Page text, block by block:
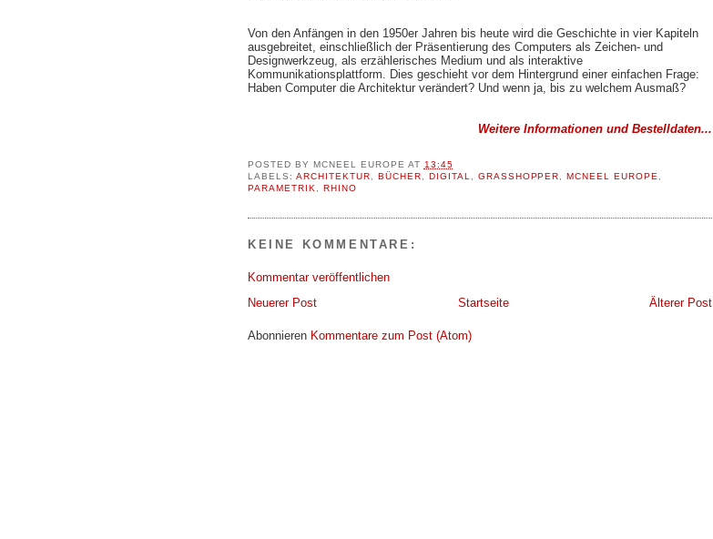
Von den Anfängen in den 1950er Jahren bis heute wird die Geschichte in vier Kapiteln
ausgebreitet, einschließlich der Präsentierung des Computers als Zeichen- und
Designwerkzeug, als erzählerisches Medium und als interaktive
Kommunikationsplattform. Dies geschieht vor dem Hintergrund einer einfachen Frage:
Haben Computer die Architektur verändert? Und wenn ja, bis zu welchem Ausmaß?
Weitere Informationen und Bestelldaten...
POSTED BY MCNEEL EUROPE AT 13:45
LABELS: ARCHITEKTUR BÜCHER DIGITAL GRASSHOPPER ,MCNEEL EUROPE
PARAMETRIK
RHINO
KEINE KOMMENTARE:
Kommentar veröffentlichen
Neuerer Post
Älterer Post
Startseite
Abonnieren Kommentare zum Post (Atom)